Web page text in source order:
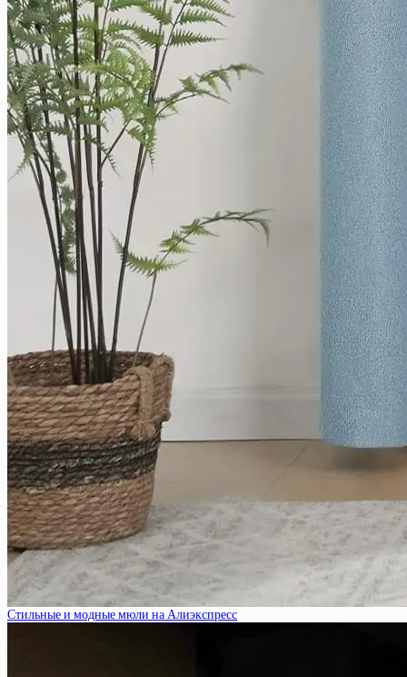
Стильные и модные мюли на Алиэкспресс